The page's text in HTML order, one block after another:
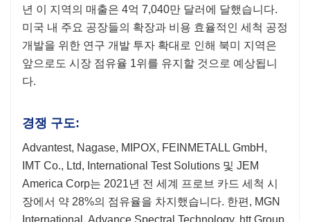
년 이 지역의 매출은 4억 7,040만 달러에 달했습니다.
미국 내 주요 공장들의 확장과 비용 효율적인 세척 공정
개발을 위한 연구 개발 투자 확대로 인해 북미 지역은
앞으로도 시장 점유율 1위를 유지할 것으로 예상됩니
다.
경쟁 구도:
Advantest, Nagase, MIPOX, FEINMETALL GmbH,
IMT Co., Ltd, International Test Solutions 및 JEM
America Corp는 2021년 전 세계 프로브 카드 세척 시
장에서 약 28%의 점유율을 차지했습니다. 한편, MGN
International, Advance Spectral Technology, htt Group,